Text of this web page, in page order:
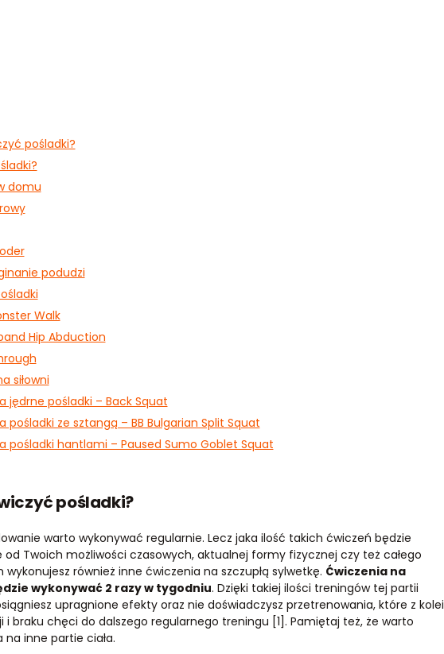
pośladki?
domu
podudzi
Walk
Hip Abduction
siłowni
jędrne pośladki – Back Squat
pośladki ze sztangą – BB Bulgarian Split Squat
pośladki hantlami – Paused Sumo Goblet Squat
pośladki?
warto wykonywać regularnie. Lecz jaka ilość takich ćwiczeń będzie
Twoich możliwości czasowych, aktualnej formy fizycznej czy też całego
również inne ćwiczenia na szczupłą sylwetkę. Ćwiczenia na
wykonywać 2 razy w tygodniu. Dzięki takiej ilości treningów tej partii
upragnione efekty oraz nie doświadczysz przetrenowania, które z kolei
braku chęci do dalszego regularnego treningu [1]. Pamiętaj też, że warto
inne partie ciała.